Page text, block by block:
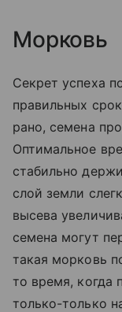
Морковь
Секрет успеха
правильных
рано, семена
Оптимальное
стабильно
слой земли
высева
семена могут
такая морковь
то время, когда
только-только